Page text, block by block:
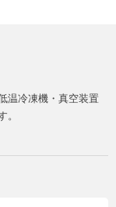
温冷凍機・真空装置